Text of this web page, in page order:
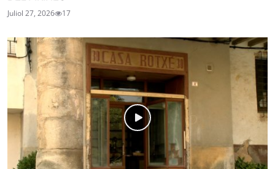
Juliol 27, 2026 17